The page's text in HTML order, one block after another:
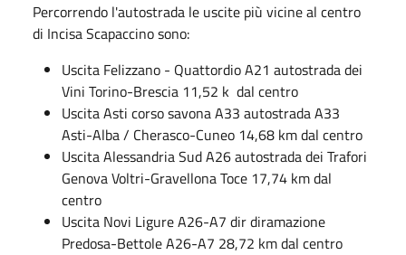
Percorrendo l'autostrada le uscite più vicine al centro
di Incisa Scapaccino sono:
Uscita Felizzano - Quattordio A21 autostrada dei
Vini Torino-Brescia 11,52 k dal centro
Uscita Asti corso savona A33 autostrada A33
Asti-Alba / Cherasco-Cuneo 14,68 km dal centro
Uscita Alessandria Sud A26 autostrada dei Trafori
Genova Voltri-Gravellona Toce 17,74 km dal
centro
Uscita Novi Ligure A26-A7 dir diramazione
Predosa-Bettole A26-A7 28,72 km dal centro